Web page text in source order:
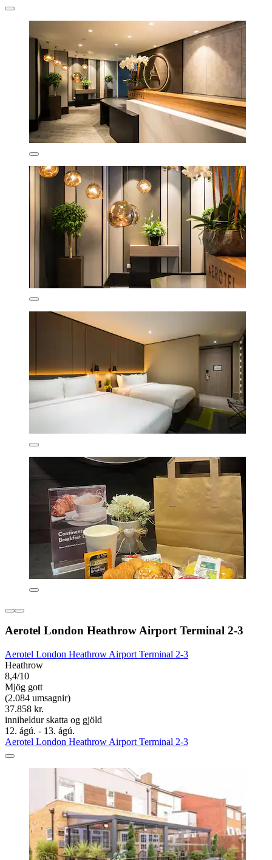
Aerotel London Heathrow Airport Terminal 2-3
Aerotel London Heathrow Airport Terminal 2-3
Heathrow
8,4/10
Mjög gott
(2.084 umsagnir)
37.858 kr.
inniheldur skatta og gjöld
12. ágú. - 13. ágú.
Aerotel London Heathrow Airport Terminal 2-3